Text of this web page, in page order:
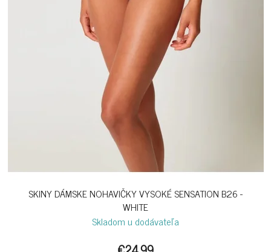
SKINY DÁMSKE NOHAVIČKY VYSOKÉ SENSATION B26 -
WHITE
Skladom u dodávateľa